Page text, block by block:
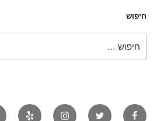
חיפוש
פייסבוק טוויטר אינסטגרם יאלפ